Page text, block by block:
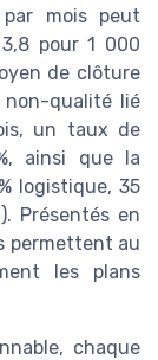
mois peut
pour 1 000
de clôture
qualité lié
un taux de
ainsi que la
logistique, 35
Présentés en
permettent au
les plans
chaque